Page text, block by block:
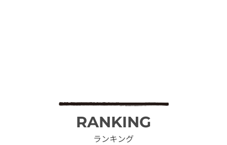
RANKING
ランキング